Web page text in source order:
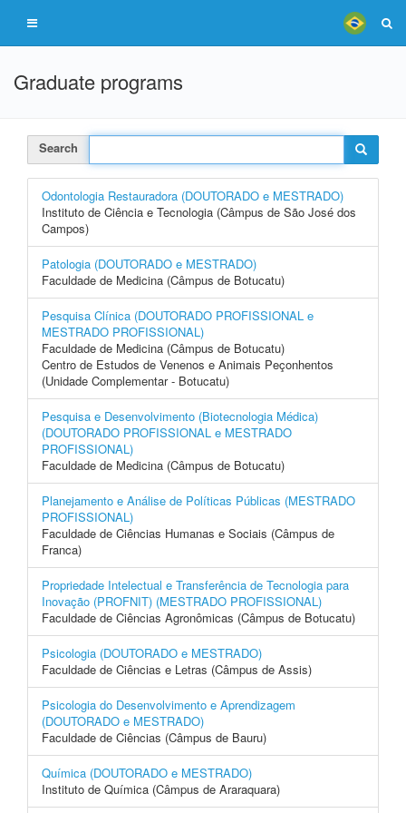
Graduate programs
Search
Odontologia Restauradora (DOUTORADO e MESTRADO)
Instituto de Ciência e Tecnologia (Câmpus de São José dos
Campos)
Patologia (DOUTORADO e MESTRADO)
Faculdade de Medicina (Câmpus de Botucatu)
Pesquisa Clínica (DOUTORADO PROFISSIONAL e
MESTRADO PROFISSIONAL)
Faculdade de Medicina (Câmpus de Botucatu)
Centro de Estudos de Venenos e Animais Peçonhentos
(Unidade Complementar - Botucatu)
Pesquisa e Desenvolvimento (Biotecnologia Médica)
(DOUTORADO PROFISSIONAL e MESTRADO
PROFISSIONAL)
Faculdade de Medicina (Câmpus de Botucatu)
Planejamento e Análise de Políticas Públicas (MESTRADO
PROFISSIONAL)
Faculdade de Ciências Humanas e Sociais (Câmpus de
Franca)
Propriedade Intelectual e Transferência de Tecnologia para
Inovação (PROFNIT) (MESTRADO PROFISSIONAL)
Faculdade de Ciências Agronômicas (Câmpus de Botucatu)
Psicologia (DOUTORADO e MESTRADO)
Faculdade de Ciências e Letras (Câmpus de Assis)
Psicologia do Desenvolvimento e Aprendizagem
(DOUTORADO e MESTRADO)
Faculdade de Ciências (Câmpus de Bauru)
Química (DOUTORADO e MESTRADO)
Instituto de Química (Câmpus de Araraquara)